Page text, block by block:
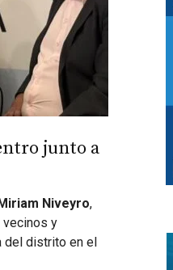
junto a
Niveyro,
vecinos y
del distrito en el